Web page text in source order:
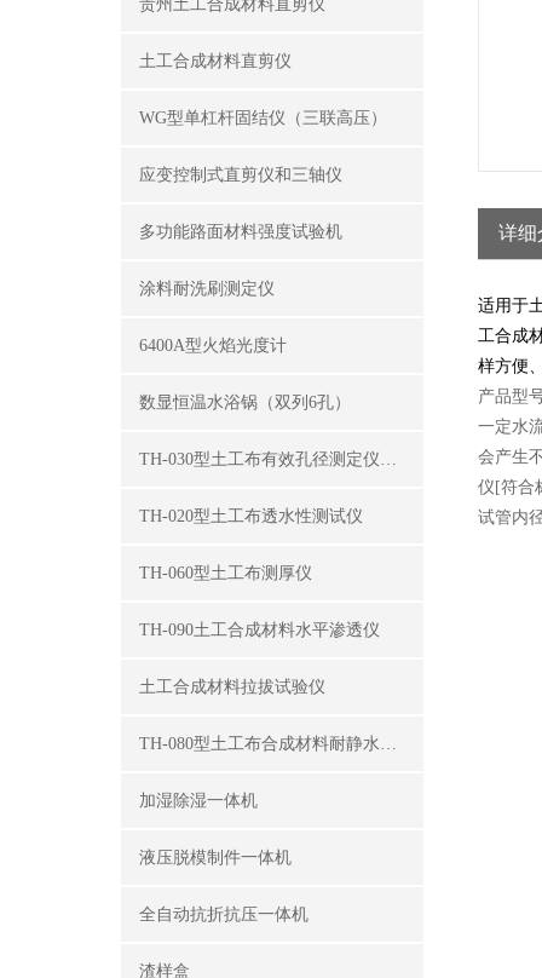
贵州土工合成材料直剪仪
土工合成材料直剪仪
WG型单杠杆固结仪（三联高压）
应变控制式直剪仪和三轴仪
多功能路面材料强度试验机
涂料耐洗刷测定仪
6400A型火焰光度计
数显恒温水浴锅（双列6孔）
TH-030型土工布有效孔径测定仪（湿筛法）
TH-020型土工布透水性测试仪
TH-060型土工布测厚仪
TH-090土工合成材料水平渗透仪
土工合成材料拉拔试验仪
TH-080型土工布合成材料耐静水压测定仪
加湿除湿一体机
液压脱模制件一体机
全自动抗折抗压一体机
渣样盒
详细
适用于
工合成
样方便
产品型
一定水
会产生
仪[符合
试管内